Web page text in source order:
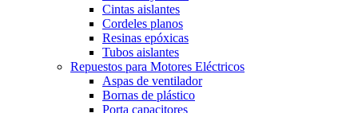
Cintas aislantes
Cordeles planos
Resinas epóxicas
Tubos aislantes
Repuestos para Motores Eléctricos
Aspas de ventilador
Bornas de plástico
Porta capacitores